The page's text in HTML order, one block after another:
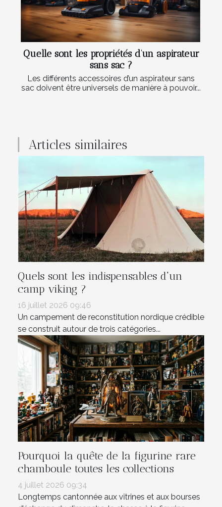
Quelle sont les propriétés d’un aspirateur
sans sac ?
Les différents accessoires d’un aspirateur sans
sac doivent être universels de manière à pouvoir...
Articles similaires
Quels sont les indispensables d'un
camp viking ?
16 juillet 2026 09:46
Un campement de reconstitution nordique crédible
se construit autour de trois catégories...
Pourquoi la quête de la figurine rare
chamboule toutes les collections
4 juillet 2026 09:34
Longtemps cantonnée aux vitrines et aux bourses